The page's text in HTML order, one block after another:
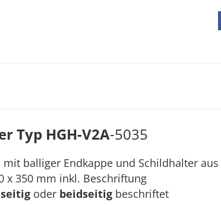
Typ HGH-V2A-5035
mit balliger Endkappe und Schildhalter
x 350 mm inkl. Beschriftung
oder beidseitig beschriftet